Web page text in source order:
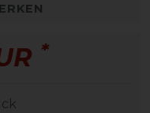
*